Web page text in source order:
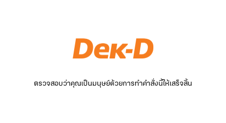
ตรวจสอบว่าคุณเป็นมนุษย์ด้วยการทำคำสั่งนี้ให้เสร็จสิ้น